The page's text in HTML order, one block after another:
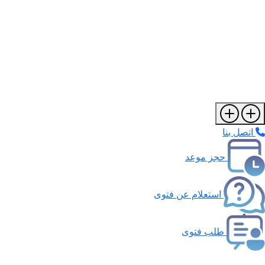
اتصل بنا
حجز موعد
استعلام عن فتوى
طلب فتوى